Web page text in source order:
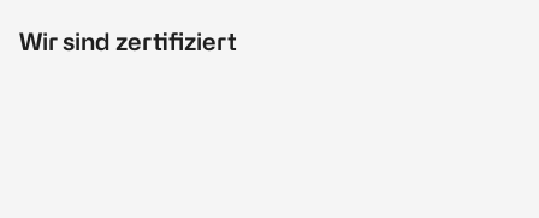
Wir sind zertifiziert